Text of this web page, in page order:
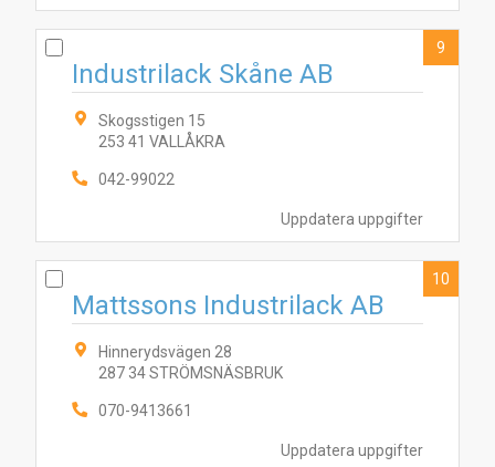
Uppdatera uppgifter
Industrilack Skåne AB
Skogsstigen 15
253 41 VALLÅKRA
042-99022
9
Uppdatera uppgifter
Mattssons Industrilack AB
Hinnerydsvägen 28
287 34 STRÖMSNÄSBRUK
070-9413661
10